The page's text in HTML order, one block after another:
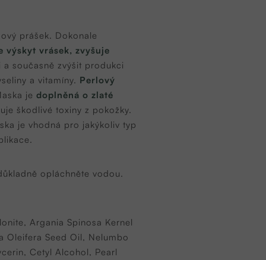
prášek. Dokonale
výskyt vrásek, zvyšuje
současně zvýšit produkci
a vitamíny. Perlový
je doplněná o zlaté
škodlivé toxiny z pokožky.
je vhodná pro jakýkoliv typ
opláchněte vodou.
Argania Spinosa Kernel
Oleifera Seed Oil, Nelumbo
Cetyl Alcohol, Pearl